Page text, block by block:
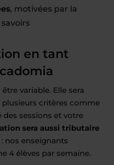
, motivées par la
en tant
variable. Elle sera
critères comme
des sessions et votre
sera aussi tributaire
: nos enseignants
4 élèves par semaine.